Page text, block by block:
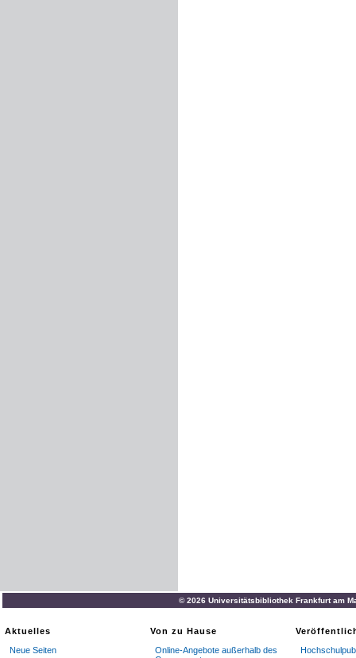
© 2026 Universitätsbibliothek Frankfurt am
Aktuelles
Neue Seiten
Von zu Hause
Online-Angebote außerhalb des